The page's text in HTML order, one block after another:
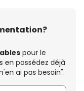
pour le
en possédez déjà
ai pas besoin".